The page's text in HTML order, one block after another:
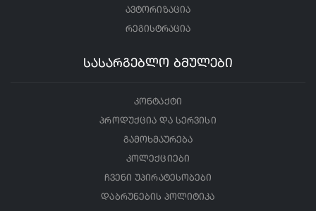
ავტორიზაცია
რეგისტრაცია
სასარგებლო ბმულები
კონტაქტი
პროდუქცია და სერვისი
გამოხმაურება
კოლექციები
ჩვენი უპირატესობები
დაბრუნების პოლიტიკა